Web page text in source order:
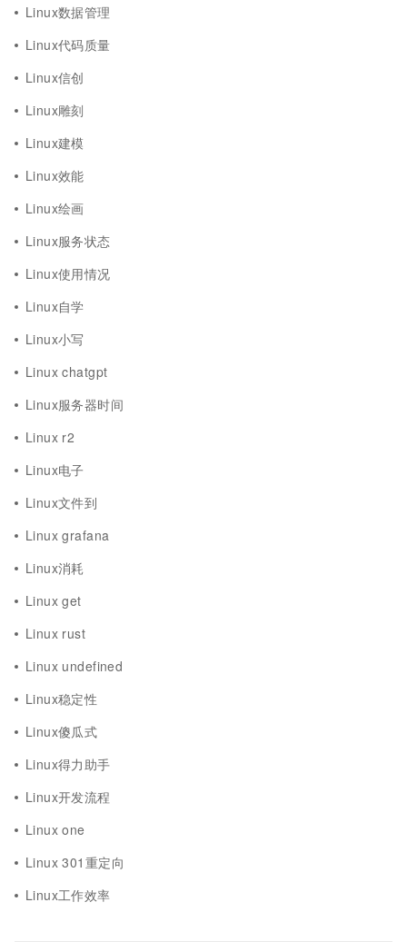
Linux数据管理
Linux代码质量
Linux信创
Linux雕刻
Linux建模
Linux效能
Linux绘画
Linux服务状态
Linux使用情况
Linux自学
Linux小写
Linux chatgpt
Linux服务器时间
Linux r2
Linux电子
Linux文件到
Linux grafana
Linux消耗
Linux get
Linux rust
Linux undefined
Linux稳定性
Linux傻瓜式
Linux得力助手
Linux开发流程
Linux one
Linux 301重定向
Linux工作效率